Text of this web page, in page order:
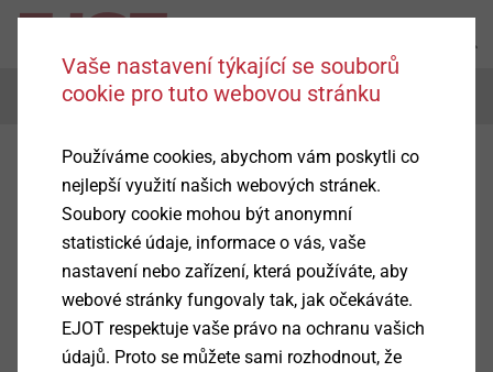
Menu
Vaše nastavení týkající se souborů
cookie pro tuto webovou stránku
Používáme cookies, abychom vám poskytli co
nejlepší využití našich webových stránek.
Soubory cookie mohou být anonymní
statistické údaje, informace o vás, vaše
nastavení nebo zařízení, která používáte, aby
webové stránky fungovaly tak, jak očekáváte.
EJOT respektuje vaše právo na ochranu vašich
údajů. Proto se můžete sami rozhodnout, že